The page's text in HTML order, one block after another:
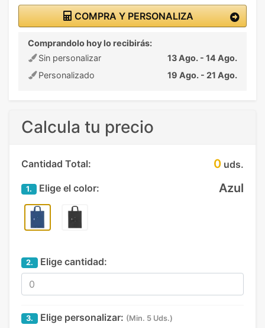
COMPRA Y PERSONALIZA
Comprandolo hoy lo recibirás:
Sin personalizar
13 Ago. - 14 Ago.
Personalizado
19 Ago. - 21 Ago.
Calcula tu precio
Cantidad Total: 0 uds.
1. Elige el color: Azul
2. Elige cantidad:
3. Elige personalizar: (Min. 5 Uds.)